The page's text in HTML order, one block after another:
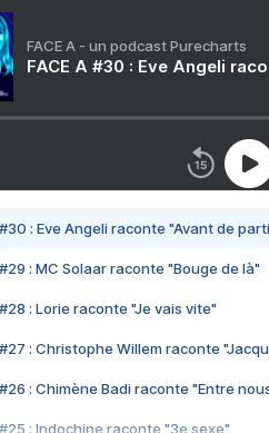
FACE A - un podcast Purecharts
FACE A #30 : Eve Angeli
#30 : Eve Angeli raconte "Avant de
#29 : MC Solaar raconte "Bouge de là"
#28 : Lorie raconte "Je vais vite"
#27 : Christophe Willem raconte
#26 : Chimène Badi raconte "Entre
#25 : Indochine raconte "3e sexe"